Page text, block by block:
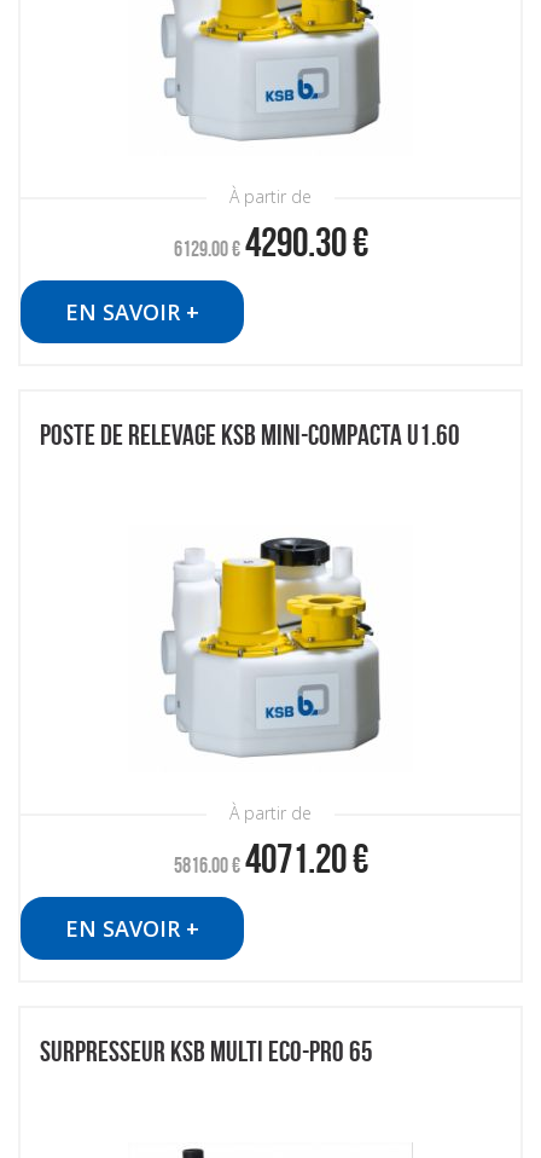
À partir de
6129.00€ 4290.30€
EN SAVOIR +
POSTE DE RELEVAGE KSB MINI-COMPACTA U1.60
À partir de
5816.00€ 4071.20€
EN SAVOIR +
SURPRESSEUR KSB MULTI ECO-PRO 65